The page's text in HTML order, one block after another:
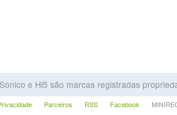
e Hi5 são marcas registradas
Parceiros RSS Facebook